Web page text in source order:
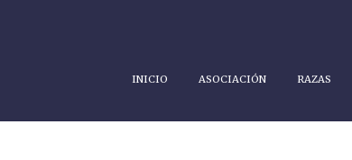
INICIO ASOCIACIÓN RAZAS